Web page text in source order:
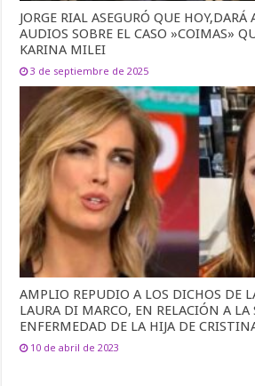
JORGE RIAL ASEGURÓ QUE HOY,DARÁ
AUDIOS SOBRE EL CASO »COIMAS»
KARINA MILEI
3 de septiembre de 2025
AMPLIO REPUDIO A LOS DICHOS DE
LAURA DI MARCO, EN RELACIÓN A LA
ENFERMEDAD DE LA HIJA DE
10 de abril de 2023